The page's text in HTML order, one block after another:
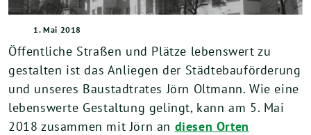
1. Mai 2018
Öffentliche Straßen und Plätze lebenswert zu
gestalten ist das Anliegen der Städtebauförderung
und unseres Baustadtrates Jörn Oltmann. Wie eine
lebenswerte Gestaltung gelingt, kann am 5. Mai
2018 zusammen mit Jörn an diesen Orten